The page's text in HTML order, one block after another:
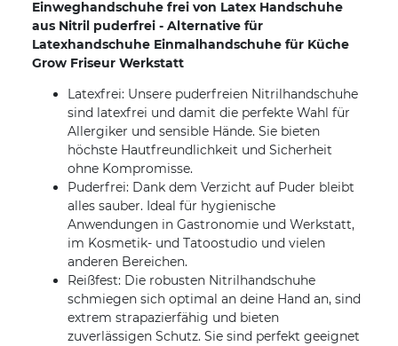
Einweghandschuhe frei von Latex Handschuhe
aus Nitril puderfrei - Alternative für
Latexhandschuhe Einmalhandschuhe für Küche
Grow Friseur Werkstatt
Latexfrei: Unsere puderfreien Nitrilhandschuhe
sind latexfrei und damit die perfekte Wahl für
Allergiker und sensible Hände. Sie bieten
höchste Hautfreundlichkeit und Sicherheit
ohne Kompromisse.
Puderfrei: Dank dem Verzicht auf Puder bleibt
alles sauber. Ideal für hygienische
Anwendungen in Gastronomie und Werkstatt,
im Kosmetik- und Tatoostudio und vielen
anderen Bereichen.
Reißfest: Die robusten Nitrilhandschuhe
schmiegen sich optimal an deine Hand an, sind
extrem strapazierfähig und bieten
zuverlässigen Schutz. Sie sind perfekt geeignet